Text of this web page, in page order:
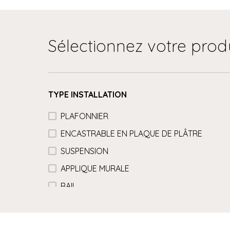
Sélectionnez votre
TYPE INSTALLATION
PLAFONNIER
ENCASTRABLE EN PLAQUE DE PLÂTRE
SUSPENSION
APPLIQUE MURALE
RAIL